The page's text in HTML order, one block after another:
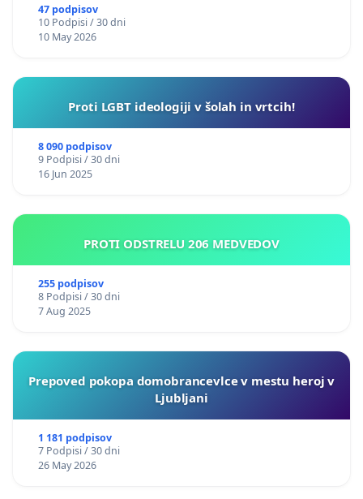
47 podpisov
10 Podpisi / 30 dni
10 May 2026
Proti LGBT ideologiji v šolah in vrtcih!
8 090 podpisov
9 Podpisi / 30 dni
16 Jun 2025
PROTI ODSTRELU 206 MEDVEDOV
255 podpisov
8 Podpisi / 30 dni
7 Aug 2025
Prepoved pokopa domobrancevlce v mestu heroj v
Ljubljani
1 181 podpisov
7 Podpisi / 30 dni
26 May 2026